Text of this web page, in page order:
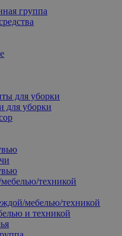
группа
для уборки
для уборки
техникой
мебелью/техникой
и техникой